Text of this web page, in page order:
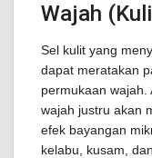
Wajah
Sel kulit yang
dapat meratakan
permukaan wajah.
wajah justru akan
efek bayangan
kelabu, kusam,